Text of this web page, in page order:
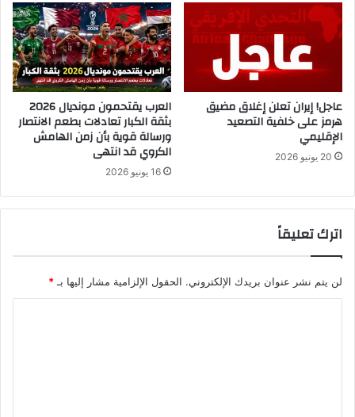
عاجل! إيران تعلن إغلاق مضيق
هرمز على خلفية التصعيد
الإقليمي
20 يونيو 2026
العرب يقتحمون مونديال 2026
بثقة الكبار تعادلات بطعم الانتصار
ورسالة قوية بأن زمن الهامش
الكروي قد انتهى
16 يونيو 2026
اترك تعليقاً
لن يتم نشر عنوان بريدك الإلكتروني. الحقول الإلزامية مشار إليها بـ *